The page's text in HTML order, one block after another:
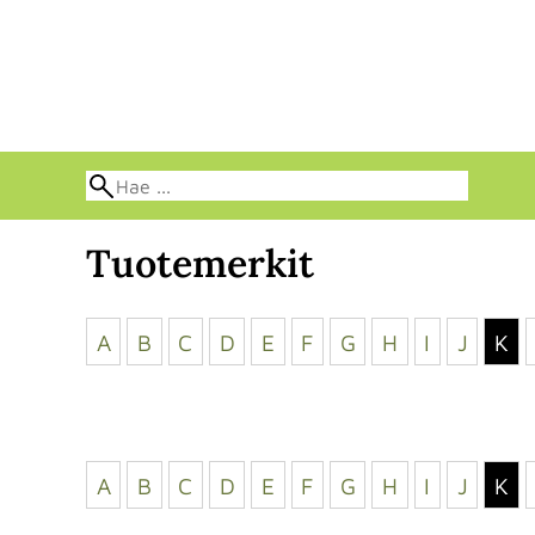
Tuotemerkit
A B C D E F G H I J K
A B C D E F G H I J K